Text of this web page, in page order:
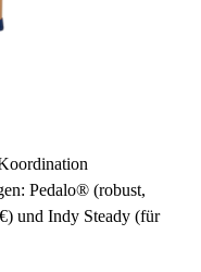
Pedalo® (robust,
und Indy Steady (für